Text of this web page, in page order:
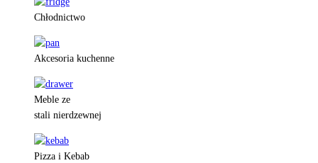
Chłodnictwo
Akcesoria kuchenne
Meble ze
stali nierdzewnej
Pizza i Kebab